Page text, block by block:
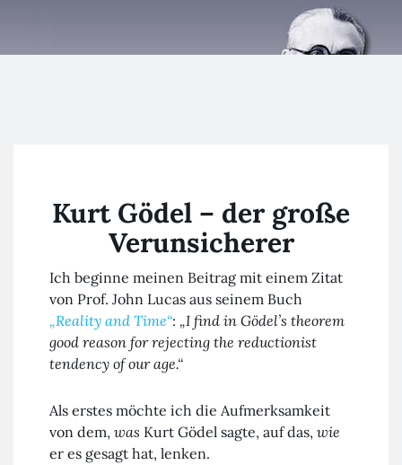
Kurt Gödel
Kurt Gödel – der große
Verunsicherer
Ich beginne meinen Beitrag mit einem Zitat
von Prof. John Lucas aus seinem Buch
„Reality and Time“: „I find in Gödel’s theorem
good reason for rejecting the reductionist
tendency of our age.“
Als erstes möchte ich die Aufmerksamkeit
von dem, was Kurt Gödel sagte, auf das, wie
er es gesagt hat, lenken.